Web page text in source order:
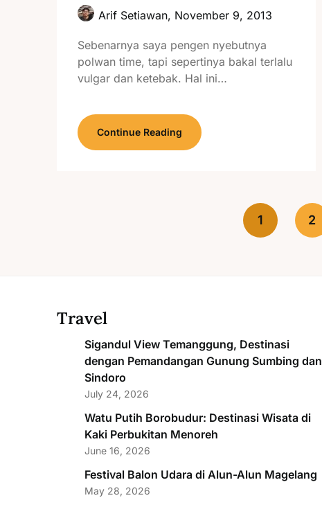
Arif Setiawan, November 9, 2013
Sebenarnya saya pengen nyebutnya
polwan time, tapi sepertinya bakal terlalu
vulgar dan ketebak. Hal ini…
Continue Reading
1 2
Travel
Sigandul View Temanggung, Destinasi
dengan Pemandangan Gunung Sumbing dan
Sindoro
July 24, 2026
Watu Putih Borobudur: Destinasi Wisata di
Kaki Perbukitan Menoreh
June 16, 2026
Festival Balon Udara di Alun-Alun Magelang
May 28, 2026